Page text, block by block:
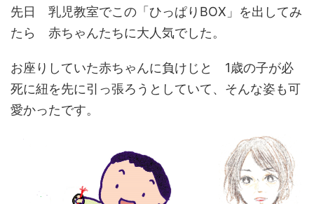
先日 乳児教室でこの「ひっぱりBOX」を出してみ
たら 赤ちゃんたちに大人気でした。
お座りしていた赤ちゃんに負けじと 1歳の子が必
死に紐を先に引っ張ろうとしていて、そんな姿も可
愛かったです。